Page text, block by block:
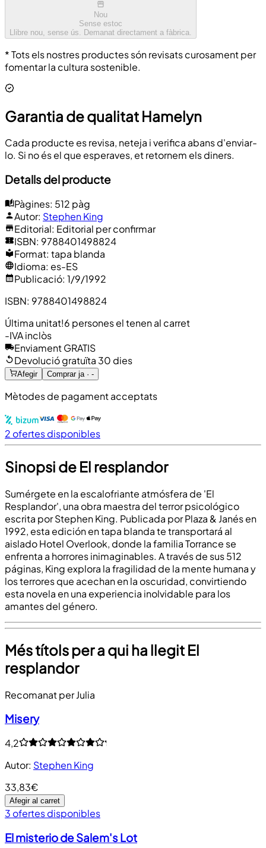
Nou
Sense estoc
Llibre nou, sense ús. Demanat directament a fàbrica.
* Tots els nostres productes són revisats curosament per
fomentar la cultura sostenible.
Garantia de qualitat Hamelyn
Cada producte es revisa, neteja i verifica abans d'enviar-
lo. Si no és el que esperaves, et retornem els diners.
Detalls del producte
Pàgines: 512 pàg
Autor: Stephen King
Editorial: Editorial per confirmar
ISBN: 9788401498824
Format: tapa blanda
Idioma: es-ES
Publicació: 1/9/1992
ISBN: 9788401498824
Última unitat!6 persones el tenen al carret
-IVA inclòs
Enviament GRATIS
Devolució gratuïta 30 dies
Afegir Comprar ja · -
Mètodes de pagament acceptats
2 ofertes disponibles
Sinopsi de El resplandor
Sumérgete en la escalofriante atmósfera de 'El
Resplandor', una obra maestra del terror psicológico
escrita por Stephen King. Publicada por Plaza & Janés en
1992, esta edición en tapa blanda te transportará al
aislado Hotel Overlook, donde la familia Torrance se
enfrenta a horrores inimaginables. A través de sus 512
páginas, King explora la fragilidad de la mente humana y
los terrores que acechan en la oscuridad, convirtiendo
esta novela en una experiencia inolvidable para los
amantes del género.
Més títols per a qui ha llegit El
resplandor
Recomanat per Julia
Misery
4,2
Autor: Stephen King
33,83€
Afegir al carret
3 ofertes disponibles
El misterio de Salem's Lot